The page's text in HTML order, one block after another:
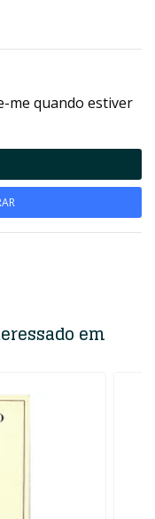
me quando estiver
em